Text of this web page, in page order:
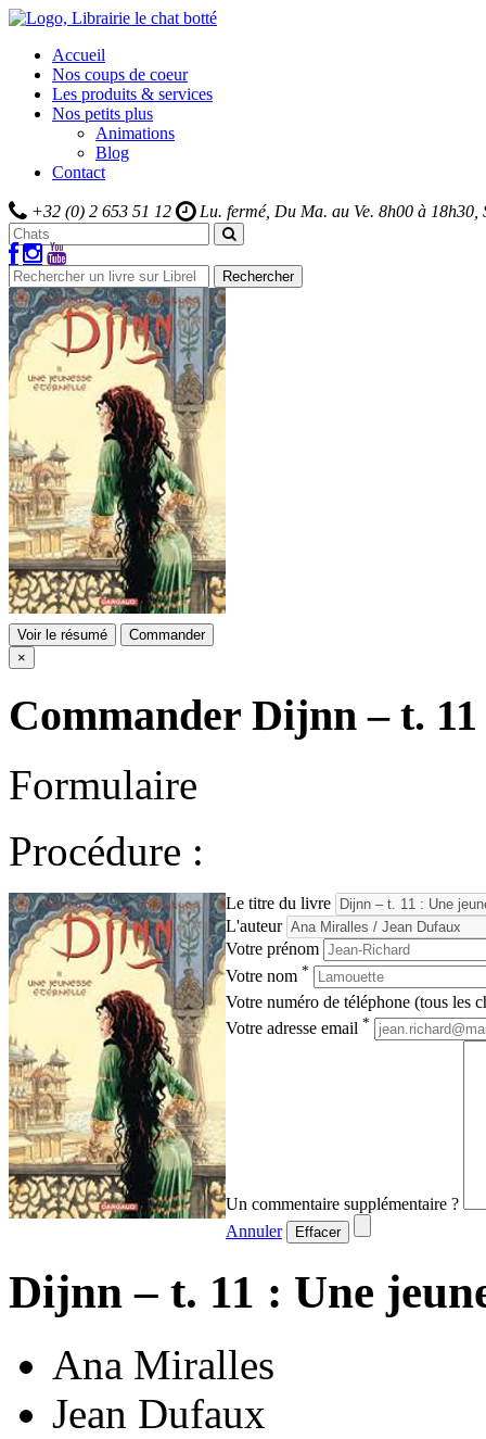
Accueil
Nos coups de coeur
Les produits & services
Nos petits plus
Animations
Blog
Contact
+32 (0) 2 653 51 12 Lu. fermé, Du Ma. au Ve. 8h00 à 18h30,
Rechercher
Voir le résumé
Commander
×
Commander Dijnn – t. 11
Formulaire
Procédure :
Le titre du livre
L'auteur
Votre prénom
Votre nom *
Votre numéro de téléphone (tous les
Votre adresse email *
Un commentaire supplémentaire ?
Annuler
Effacer
Dijnn – t. 11 : Une
Ana Miralles
Jean Dufaux